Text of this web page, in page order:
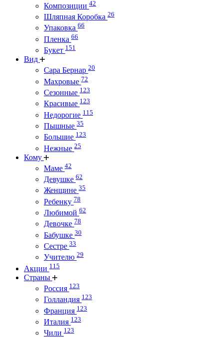
Композиции 42
Шляпная Коробка 26
Упаковка 66
Пленка 66
Букет 151
Вид
Сара Бернар 20
Махровые 72
Сезонные 123
Красивые 123
Недорогие 115
Пышные 35
Большие 123
Нежные 25
Кому
Маме 42
Девушке 62
Женщине 35
Ребенку 78
Любимой 62
Девочке 78
Бабушке 30
Сестре 33
Учителю 29
Акции 115
Страны
Россия 123
Голландия 123
Франция 123
Италия 123
Чили 123